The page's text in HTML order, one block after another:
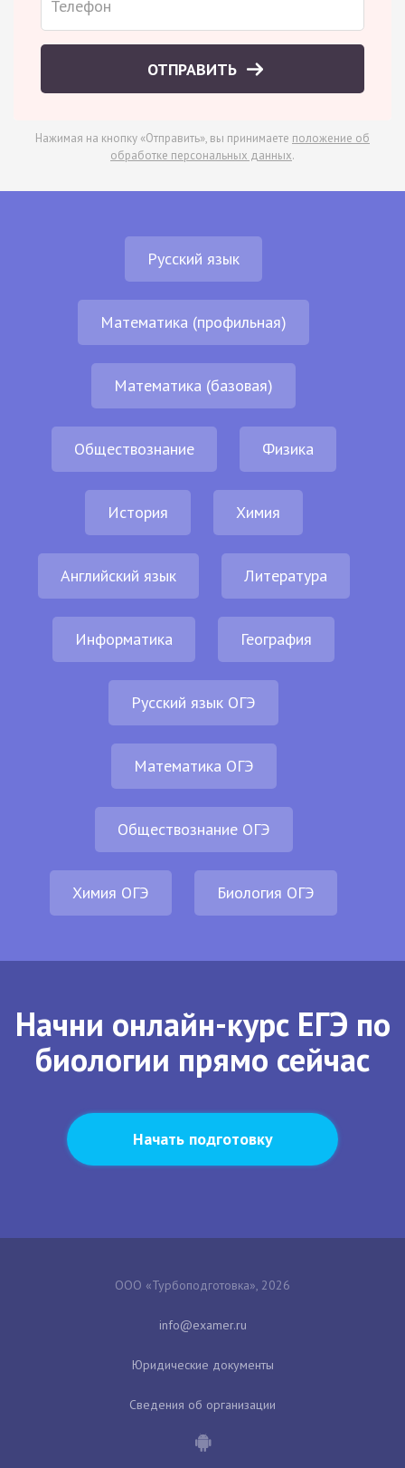
ОТПРАВИТЬ
Нажимая на кнопку «Отправить», вы принимаете положение об
обработке персональных данных.
Русский язык
Математика (профильная)
Математика (базовая)
Обществознание Физика
История Химия
Английский язык Литература
Информатика География
Русский язык ОГЭ
Математика ОГЭ
Обществознание ОГЭ
Химия ОГЭ Биология ОГЭ
Начни онлайн-курс ЕГЭ по
биологии прямо сейчас
Начать подготовку
ООО «Турбоподготовка», 2026
Юридические документы
Сведения об организации